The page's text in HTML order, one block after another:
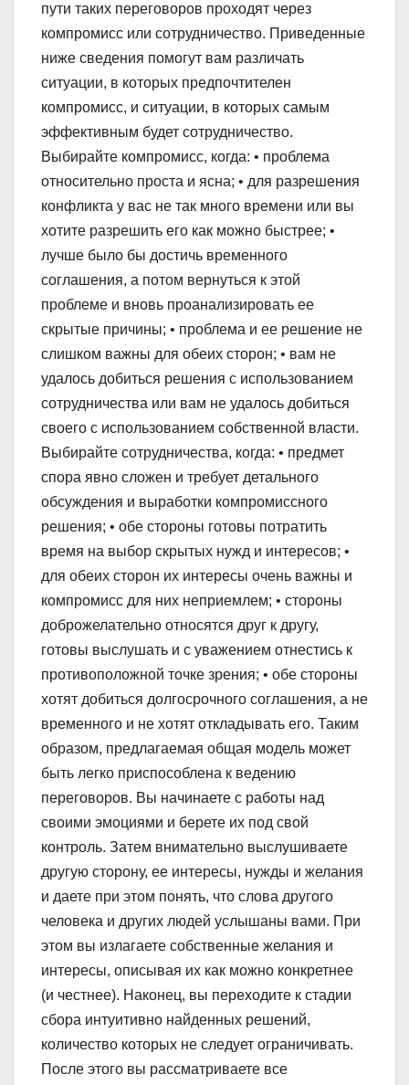
пути таких переговоров проходят через
компромисс или сотрудничество. Приведенные
ниже сведения помогут вам различать
ситуации, в которых предпочтителен
компромисс, и ситуации, в которых самым
эффективным будет сотрудничество.
Выбирайте компромисс, когда: • проблема
относительно проста и ясна; • для разрешения
конфликта у вас не так много времени или вы
хотите разрешить его как можно быстрее; •
лучше было бы достичь временного
соглашения, а потом вернуться к этой
проблеме и вновь проанализировать ее
скрытые причины; • проблема и ее решение не
слишком важны для обеих сторон; • вам не
удалось добиться решения с использованием
сотрудничества или вам не удалось добиться
своего с использованием собственной власти.
Выбирайте сотрудничества, когда: • предмет
спора явно сложен и требует детального
обсуждения и выработки компромиссного
решения; • обе стороны готовы потратить
время на выбор скрытых нужд и интересов; •
для обеих сторон их интересы очень важны и
компромисс для них неприемлем; • стороны
доброжелательно относятся друг к другу,
готовы выслушать и с уважением отнестись к
противоположной точке зрения; • обе стороны
хотят добиться долгосрочного соглашения, а не
временного и не хотят откладывать его. Таким
образом, предлагаемая общая модель может
быть легко приспособлена к ведению
переговоров. Вы начинаете с работы над
своими эмоциями и берете их под свой
контроль. Затем внимательно выслушиваете
другую сторону, ее интересы, нужды и желания
и даете при этом понять, что слова другого
человека и других людей услышаны вами. При
этом вы излагаете собственные желания и
интересы, описывая их как можно конкретнее
(и честнее). Наконец, вы переходите к стадии
сбора интуитивно найденных решений,
количество которых не следует ограничивать.
После этого вы рассматриваете все